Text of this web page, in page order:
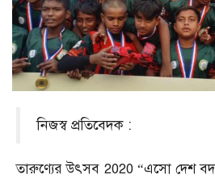
নিজস্ব প্রতিবেদক :
তারুণ্যের উৎসব 2020 “এসো দেশ